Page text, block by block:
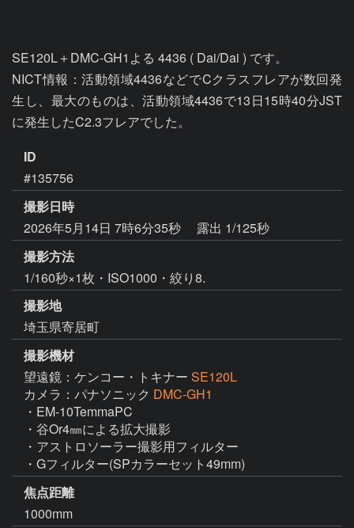
SE120L＋DMC-GH1よる 4436 ( Dai/Dai ) です。
NICT情報：活動領域4436などでCクラスフレアが数回発
生し、最大のものは、活動領域4436で13日15時40分JST
ID
#135756
撮影日時
2026年5月14日 7時6分35秒
露出 1/125秒
撮影方法
1/160秒×1枚・ISO1000・絞り8.
撮影地
埼玉県寄居町
撮影機材
望遠鏡：ケンコー・トキナー SE120L
カメラ：パナソニック DMC-GH1
・EM-10TemmaPC
・谷Or4㎜による拡大撮影
・アストロソーラー撮影用フィルター
・Gフィルター(SPカラーセット49mm)
焦点距離
1000mm